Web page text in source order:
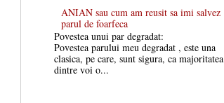
ANIAN sau cum am reusit sa imi salvez
parul de foarfeca
Povestea unui par degradat:
Povestea parului meu degradat , este una
clasica, pe care, sunt sigura, ca majoritatea
dintre voi o...